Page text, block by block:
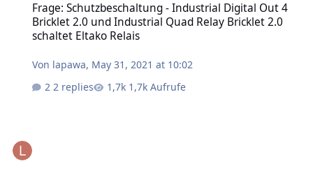
Frage: Schutzbeschaltung - Industrial Digital Out 4
Bricklet 2.0 und Industrial Quad Relay Bricklet 2.0
schaltet Eltako Relais
Von lapawa, May 31, 2021 at 10:02
2 replies
1,7k Aufrufe